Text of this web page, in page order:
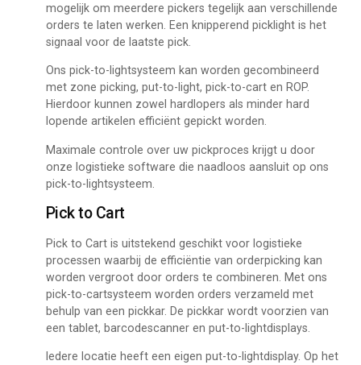
mogelijk om meerdere pickers tegelijk aan verschillende
orders te laten werken. Een knipperend picklight is het
signaal voor de laatste pick.
Ons pick-to-lightsysteem kan worden gecombineerd
met zone picking, put-to-light, pick-to-cart en ROP.
Hierdoor kunnen zowel hardlopers als minder hard
lopende artikelen efficiënt gepickt worden.
Maximale controle over uw pickproces krijgt u door
onze logistieke software die naadloos aansluit op ons
pick-to-lightsysteem.
Pick to Cart
Pick to Cart is uitstekend geschikt voor logistieke
processen waarbij de efficiëntie van orderpicking kan
worden vergroot door orders te combineren. Met ons
pick-to-cartsysteem worden orders verzameld met
behulp van een pickkar. De pickkar wordt voorzien van
een tablet, barcodescanner en put-to-lightdisplays.
Iedere locatie heeft een eigen put-to-lightdisplay. Op het